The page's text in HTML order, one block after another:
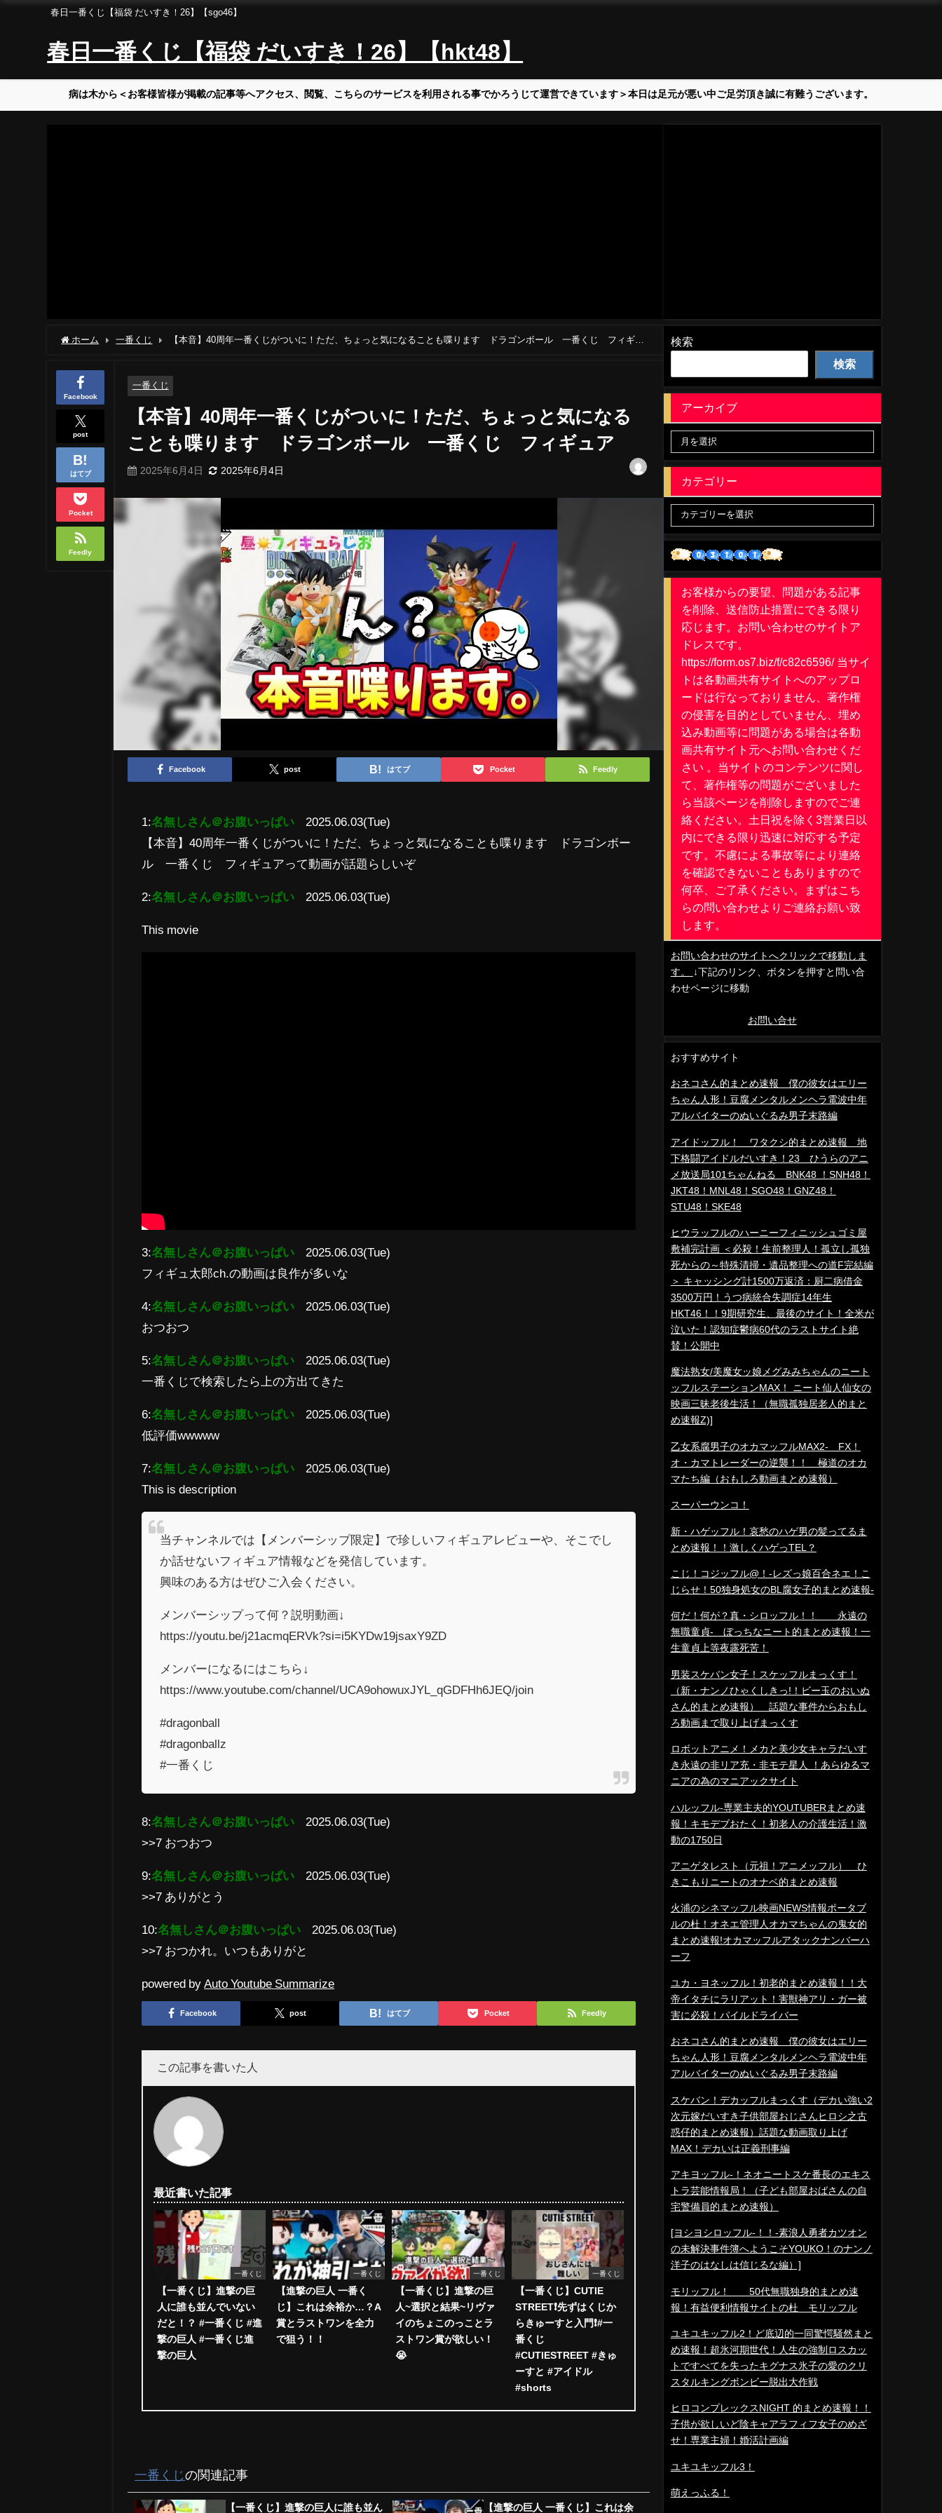
春日一番くじ【福袋 だいすき！26】【sgo46】
春日一番くじ【福袋 だいすき！26】【hkt48】
病は木から＜お客様皆様が掲載の記事等へアクセス、閲覧、こちらのサービスを利用される事でかろうじて運営できています＞本日は足元が悪い中ご足労頂き誠に有難うございます。
ホーム 一番くじ
【本音】40周年一番くじがついに！ただ、ちょっと気になることも喋ります ドラゴンボール 一番くじ フィギュ
Facebook
post
はてブ
Pocket
Feedly
一番くじ
【本音】40周年一番くじがついに！ただ、ちょっと気になる
ことも喋ります ドラゴンボール 一番くじ フィギュア
2025年6月4日 2025年6月4日
Facebook post はてブ Pocket Feedly
1:名無しさん＠お腹いっぱい
2025.06.03(Tue)
【本音】40周年一番くじがついに！ただ、ちょっと気になることも喋ります ドラゴンボー
ル 一番くじ フィギュアって動画が話題らしいぞ
2:名無しさん＠お腹いっぱい 2025.06.03(Tue)
This movie
3:名無しさん＠お腹いっぱい
2025.06.03(Tue)
フィギュ太郎ch.の動画は良作が多いな
4:名無しさん＠お腹いっぱい
2025.06.03(Tue)
おつおつ
5:名無しさん＠お腹いっぱい
2025.06.03(Tue)
一番くじで検索したら上の方出てきた
6:名無しさん＠お腹いっぱい
2025.06.03(Tue)
低評価wwwww
7:名無しさん＠お腹いっぱい
2025.06.03(Tue)
This is description
当チャンネルでは【メンバーシップ限定】で珍しいフィギュアレビューや、そこでし
か話せないフィギュア情報などを発信しています。
興味のある方はぜひご入会ください。
メンバーシップって何？説明動画↓
https://youtu.be/j21acmqERVk?si=i5KYDw19jsaxY9ZD
メンバーになるにはこちら↓
https://www.youtube.com/channel/UCA9ohowuxJYL_qGDFHh6JEQ/join
#dragonball
#dragonballz
#一番くじ
8:名無しさん＠お腹いっぱい
2025.06.03(Tue)
>>7 おつおつ
9:名無しさん＠お腹いっぱい
2025.06.03(Tue)
>>7 ありがとう
10:名無しさん＠お腹いっぱい
2025.06.03(Tue)
>>7 おつかれ。いつもありがと
powered by Auto Youtube Summarize
Facebook post はてブ Pocket Feedly
この記事を書いた人
最近書いた記事
一番くじ
【一番くじ】進撃の巨
人に誰も並んでいない
だと！？ #一番くじ #進
撃の巨人 #一番くじ進
撃の巨人
一番くじ
【進撃の巨人 一番く
じ】これは余裕か…？A
賞とラストワンを全力
で狙う！！
一番くじ
【一番くじ】進撃の巨
人~選択と結果~リヴァ
イのちょこのっことラ
ストワン賞が欲しい！
😭
一番くじ
【一番くじ】CUTIE
STREET❗️先ずはくじか
らきゅーすと入門❗️#一
番くじ
#CUTIESTREET #きゅ
ーすと #アイドル
#shorts
一番くじの関連記事
【一番くじ】進撃の巨人に誰も並ん 【進撃の巨人 一番くじ】これは余
検索
検索
アーカイブ
カテゴリー
お客様からの要望、問題がある記事
を削除、送信防止措置にできる限り
応じます。お問い合わせのサイトア
ドレスです。
https://form.os7.biz/f/c82c6596/ 当サイ
トは各動画共有サイトへのアップロ
ードは行なっておりません、著作権
の侵害を目的としていません、埋め
込み動画等に問題がある場合は各動
画共有サイト元へお問い合わせくだ
さい 。当サイトのコンテンツに関し
て、著作権等の問題がございました
ら当該ページを削除しますのでご連
絡ください。土日祝を除く3営業日以
内にできる限り迅速に対応する予定
です。不慮による事故等により連絡
を確認できないこともありますので
何卒、ご了承ください。まずはこち
らの問い合わせよりご連絡お願い致
します。
お問い合わせのサイトへクリックで移動しま
す。
↓下記のリンク、ボタンを押すと問い合
わせページに移動
お問い合せ
おすすめサイト
おネコさん的まとめ速報 僕の彼女はエリー
ちゃん人形！豆腐メンタルメンヘラ電波中年
アルバイターのぬいぐるみ男子末路編
アイドッフル！ ワタクシ的まとめ速報 地
下格闘アイドルだいすき！23 ひうらのアニ
メ放送局101ちゃんねる BNK48 ！SNH48！
JKT48！MNL48！SGO48！GNZ48！
STU48！SKE48
ヒウラッフルのハーニーフィニッシュゴミ屋
敷補完計画 ＜必殺！生前整理人！孤立し孤独
死からの～特殊清掃・遺品整理への道F完結編
＞ キャッシング計1500万返済：厨二病借金
3500万円！うつ病統合失調症14年生
HKT46！！9期研究生、最後のサイト！全米が
泣いた！認知症鬱病60代のラストサイト絶
賛！公開中
魔法熟女/美魔女ッ娘メグみみちゃんのニート
ッフルステーションMAX！ ニート仙人仙女の
映画三昧老後生活！（無職孤独居老人的まと
め速報Z)]
乙女系腐男子のオカマッフルMAX2- FX！
オ・カマトレーダーの逆襲！！ 極道のオカ
マたち編（おもしろ動画まとめ速報）
スーパーウンコ！
新・ハゲッフル！哀愁のハゲ男の髪ってるま
とめ速報！！激しくハゲっTEL？
こじ！コジッフル@！-レズっ娘百合ネエ！こ
じらせ！50独身処女のBL腐女子的まとめ速報-
何だ！何が？真・シロッフル！！ 永遠の
無職童貞- ぼっちなニート的まとめ速報！一
生童貞上等夜露死苦！
男装スケバン女子！スケッフルまっくす！
（新・ナンノひゃくしきっ!！ビー玉のおいぬ
さん的まとめ速報） 話題な事件からおもし
ろ動画まで取り上げまっくす
ロボットアニメ！メカと美少女キャラだいす
き永遠の非リア充・非モテ星人 ！あらゆるマ
ニアの為のマニアックサイト
ハルッフル-専業主夫的YOUTUBERまとめ速
報！キモデブおたく！初老人の介護生活！激
動の1750日
アニゲタレスト（元祖！アニメッフル） ひ
きこもりニートのオナベ的まとめ速報
火浦のシネマッフル映画NEWS情報ポータブ
ルの杜！オネエ管理人オカマちゃんの鬼女的
まとめ速報!オカマッフルアタックナンバーハ
ーフ
ユカ・ヨネッフル！初老的まとめ速報！！大
帝イタチにラリアット！害獣神アリ・ガー被
害に必殺！パイルドライバー
おネコさん的まとめ速報 僕の彼女はエリー
ちゃん人形！豆腐メンタルメンヘラ電波中年
アルバイターのぬいぐるみ男子末路編
スケバン！デカッフルまっくす（デカい強い2
次元嫁だいすき子供部屋おじさんヒロシ之古
惑仔的まとめ速報）話題な動画取り上げ
MAX！デカいは正義刑事編
アキヨッフル-！ネオニートスケ番長のエキス
トラ芸能情報局！（子ども部屋おばさんの自
宅警備員的まとめ速報）
[ヨシヨシロッフル-！！-素浪人勇者カツオン
の未解決事件簿へようこそYOUKO！のナンノ
洋子のはなしは信じるな編）]
モリッフル！ 50代無職独身的まとめ速
報！有益便利情報サイトの杜 モリッフル
ユキユキッフル2！ど底辺的一同驚愕騒然まと
め速報！超氷河期世代！人生の強制ロスカッ
トですべてを失ったキグナス氷子の愛のクリ
スタルキングボンビー脱出大作戦
ヒロコンプレックスNIGHT 的まとめ速報！！
子供が欲しいど陰キャアラフィフ女子のめざ
せ！専業主婦！婚活計画編
ユキユキッフル3！
萌えっふる！